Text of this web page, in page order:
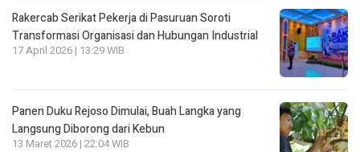
Rakercab Serikat Pekerja di Pasuruan Soroti
Transformasi Organisasi dan Hubungan Industrial
17 April 2026 | 13:29 WIB
Panen Duku Rejoso Dimulai, Buah Langka yang
Langsung Diborong dari Kebun
13 Maret 2026 | 22:04 WIB